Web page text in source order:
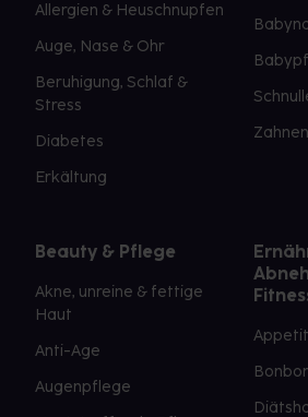
Allergien & Heuschnupfen
Auge, Nase & Ohr
Beruhigung, Schlaf &
Stress
Diabetes
Erkältung
Beauty & Pflege
Akne, unreine & fettige
Haut
Anti-Age
Augenpflege